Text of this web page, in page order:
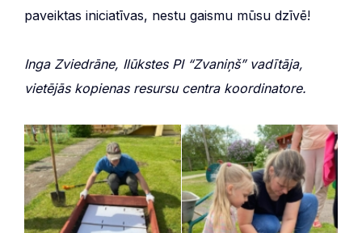
paveiktas iniciatīvas, nestu gaismu mūsu dzīvē!
Inga Zviedrāne, Ilūkstes PI “Zvaniņš” vadītāja,
vietējās kopienas resursu centra koordinatore.